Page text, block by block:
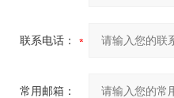
联系电话：
常用邮箱：